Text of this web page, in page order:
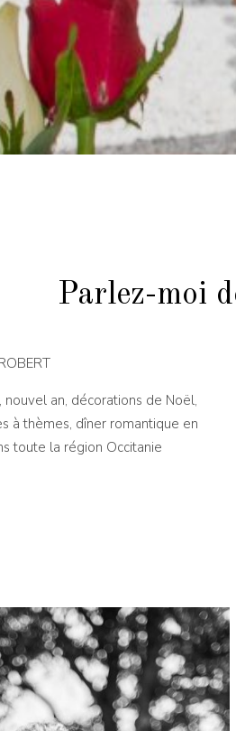
Parlez-moi
nouvel an, décorations de Noël,
à thèmes, dîner romantique en
toute la région Occitanie